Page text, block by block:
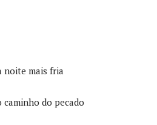
noite mais fria
caminho do pecado